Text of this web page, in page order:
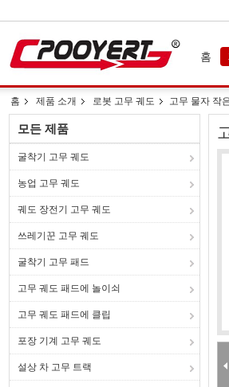
홈
홈 제품 소개 로봇 고무 궤도 고무 물자 작
모든 제품
굴착기 고무 궤도
농업 고무 궤도
궤도 장전기 고무 궤도
쓰레기꾼 고무 궤도
굴착기 고무 패드
고무 궤도 패드에 놀이쇠
고무 궤도 패드에 클립
포장 기계 고무 궤도
설상 차 고무 트랙